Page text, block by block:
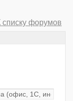
списку форумов